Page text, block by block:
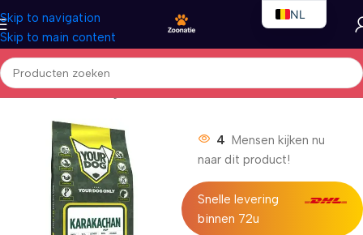
Skip to navigation
Skip to main content
Home/Honden/Droogvoer
4 Mensen kijken nu
naar dit product!
Snelle levering
binnen 72u
NL